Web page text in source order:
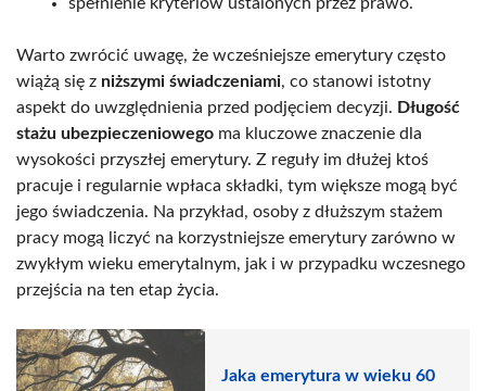
Warto zwrócić uwagę, że wcześniejsze emerytury często
wiążą się z niższymi świadczeniami, co stanowi istotny
aspekt do uwzględnienia przed podjęciem decyzji. Długość
stażu ubezpieczeniowego ma kluczowe znaczenie dla
wysokości przyszłej emerytury. Z reguły im dłużej ktoś
pracuje i regularnie wpłaca składki, tym większe mogą być
jego świadczenia. Na przykład, osoby z dłuższym stażem
pracy mogą liczyć na korzystniejsze emerytury zarówno w
zwykłym wieku emerytalnym, jak i w przypadku wczesnego
przejścia na ten etap życia.
Jaka emerytura w wieku 60